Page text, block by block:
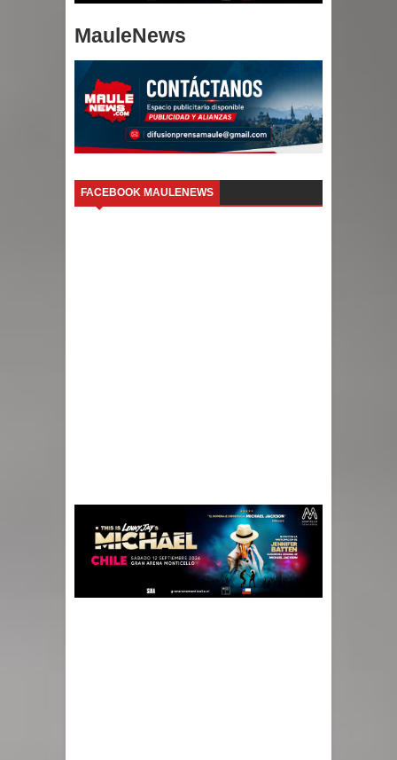
MauleNews
FACEBOOK MAULENEWS